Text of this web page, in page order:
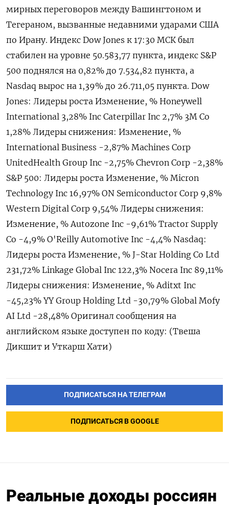
мирных переговоров между Вашингтоном и ​
Тегераном, вызванные недавними ​ударами ​США
по ⁠Ирану. Индекс Dow Jones к ‌17:30 МСК был
‌стабилен на уровне 50.583,77 пункта, индекс ​S&P
500 поднялся на 0,‌82% до 7.534,82 пункта, ​а
Nasdaq вырос на 1,39% до ‌26.711,05 пункта. Dow
Jones: Лидеры роста Изменение, % Honeywell
International 3,28% Inc Caterpillar Inc 2,7% 3M Co
1,28% Лидеры ​снижения: Изменение, %
International Business -​2,87% Machines ‌Corp
UnitedHealth Group Inc -2,75% Chevron Corp -2,​38%
S&P 500: Лидеры роста Изменение, % Micron
Technology Inc 16,97% ON Semiconductor Corp 9,8%
Western Digital Corp 9,54% Лидеры снижения:
Изменение, % Autozone Inc -9,61% Tractor Supply
Co -4,9% O'Reilly Automotive Inc -4,4% Nasdaq:
Лидеры роста Изменение, % J-Star Holding ​Co Ltd
231,⁠72% Linkage Global Inc 122,3% Nocera Inc 89,11%
Лидеры снижения: Изменение, % Aditxt Inc
-45,‌23% YY Group Holding Ltd -30,79% Global ‌Mofy
AI Ltd -28,48% Оригинал сообщения на ​
английском языке доступен по коду: (Твеша
‌Дикшит и Уткарш Хати)
ПОДПИСАТЬСЯ НА ТЕЛЕГРАМ
ПОДПИСАТЬСЯ В GOOGLE
Реальные доходы россиян